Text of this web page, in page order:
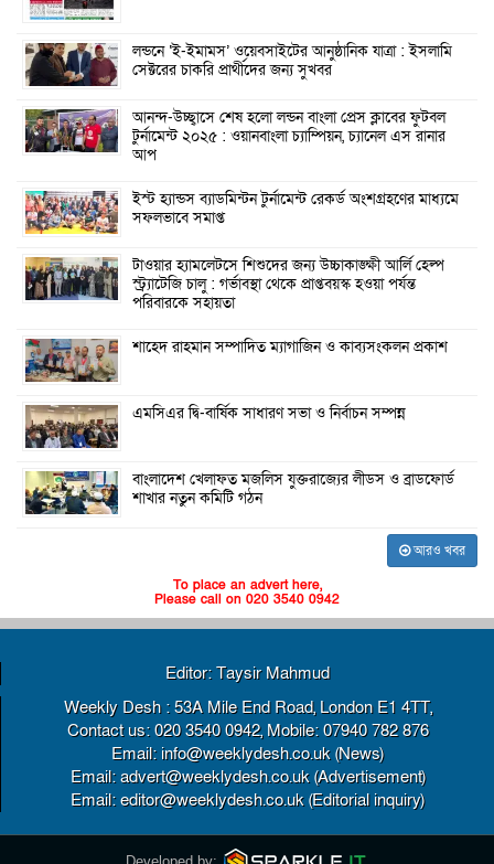
লন্ডনে ‘ই-ইমামস’ ওয়েবসাইটের আনুষ্ঠানিক যাত্রা : ইসলামি
সেক্টরের চাকরি প্রার্থীদের জন্য সুখবর
আনন্দ-উচ্ছ্বাসে শেষ হলো লন্ডন বাংলা প্রেস ক্লাবের ফুটবল
টুর্নামেন্ট ২০২৫ : ওয়ানবাংলা চ্যাম্পিয়ন, চ্যানেল এস রানার
আপ
ইস্ট হ্যান্ডস ব্যাডমিন্টন টুর্নামেন্ট রেকর্ড অংশগ্রহণের মাধ্যমে
সফলভাবে সমাপ্ত
টাওয়ার হ্যামলেটসে শিশুদের জন্য উচ্চাকাঙ্ক্ষী আর্লি হেল্প
স্ট্র্যাটেজি চালু : গর্ভাবস্থা থেকে প্রাপ্তবয়স্ক হওয়া পর্যন্ত
পরিবারকে সহায়তা
শাহেদ রাহমান সম্পাদিত ম্যাগাজিন ও কাব্যসংকলন প্রকাশ
এমসিএর দ্বি-বার্ষিক সাধারণ সভা ও নির্বাচন সম্পন্ন
বাংলাদেশ খেলাফত মজলিস যুক্তরাজ্যের লীডস ও ব্রাডফোর্ড
শাখার নতুন কমিটি গঠন
আরও খবর
To place an advert here,
Please call on 020 3540 0942
Editor: Taysir Mahmud
Weekly Desh : 53A Mile End Road, London E1 4TT,
Contact us: 020 3540 0942, Mobile: 07940 782 876
Email: info@weeklydesh.co.uk (News)
Email: advert@weeklydesh.co.uk (Advertisement)
Email: editor@weeklydesh.co.uk (Editorial inquiry)